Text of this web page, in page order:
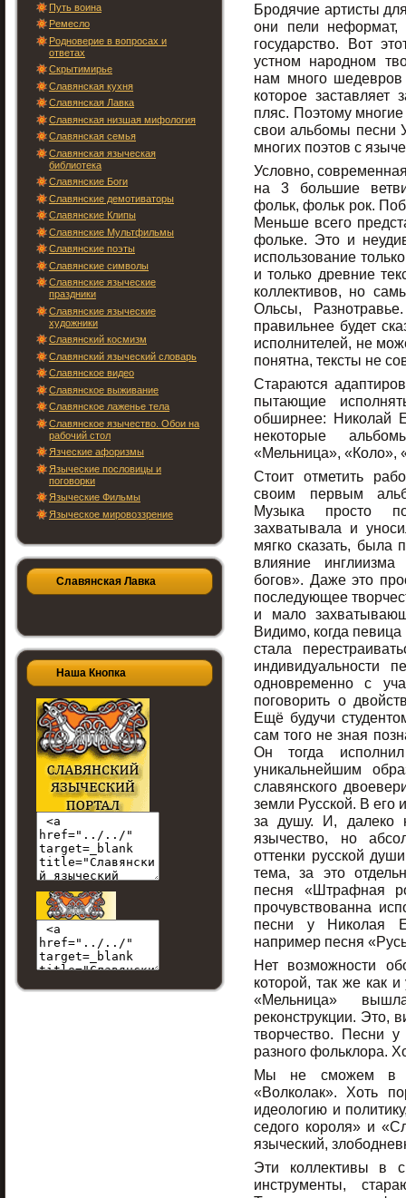
Путь воина
Ремесло
Родноверие в вопросах и
ответах
Скрытимирье
Славянская кухня
Славянская Лавка
Славянская низшая мифология
Славянская семья
Славянская языческая
библиотека
Славянские Боги
Славянские демотиваторы
Славянские Клипы
Славянские Мультфильмы
Славянские поэты
Славянские символы
Славянские языческие
праздники
Славянские языческие
художники
Славянский космизм
Славянский языческий словарь
Славянское видео
Славянское выживание
Славянское лаженье тела
Славянское язычество. Обои на
рабочий стол
Язческие афоризмы
Языческие пословицы и
поговорки
Языческие Фильмы
Языческое мировоззрение
Славянская Лавка
Наша Кнопка
Бродячие артисты
они пели неформат,
государство. Вот
устном народном
нам много шедевров
которое заставляет
пляс. Поэтому
свои альбомы песни
многих поэтов с
Условно,
на 3 большие
фольк, фольк рок.
Меньше всего
фольке. Это и
использование
и только древние
коллективов, но
Ольсы,
правильнее будет
исполнителей, не
понятна, тексты не
Стараются
пытающие
обширнее: Николай
некоторые
«Мельница», «Коло»,
Стоит отметить
своим первым
Музыка просто
захватывала и
мягко сказать, была
влияние
богов». Даже это
последующее
и мало
Видимо, когда
стала
индивидуальности
одновременно с
поговорить о
Ещё будучи
сам того не зная
Он тогда
уникальнейшим
славянского
земли Русской. В его
за душу. И, далеко
язычество, но
оттенки русской
тема, за это
песня «Штрафная
прочувствованна
песни у Николая
например песня
Нет возможности
которой, так же как
«Мельница»
реконструкции. Это,
творчество. Песни
разного фольклора.
Мы не сможем в
«Волколак». Хоть
идеологию и
седого короля» и
языческий,
Эти коллективы в
инструменты,